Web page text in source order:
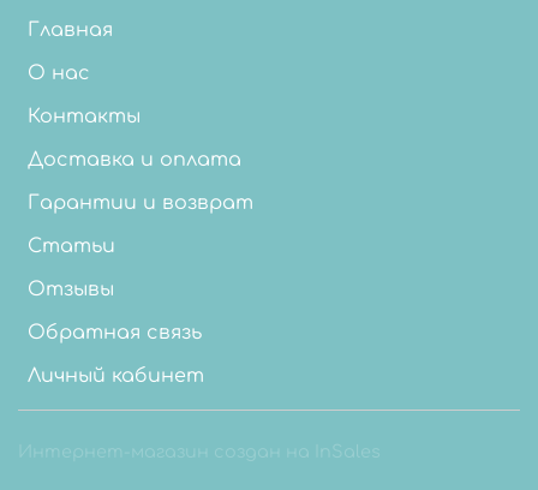
Главная
О нас
Контакты
Доставка и оплата
Гарантии и возврат
Статьи
Отзывы
Обратная связь
Личный кабинет
Интернет-магазин создан на InSales